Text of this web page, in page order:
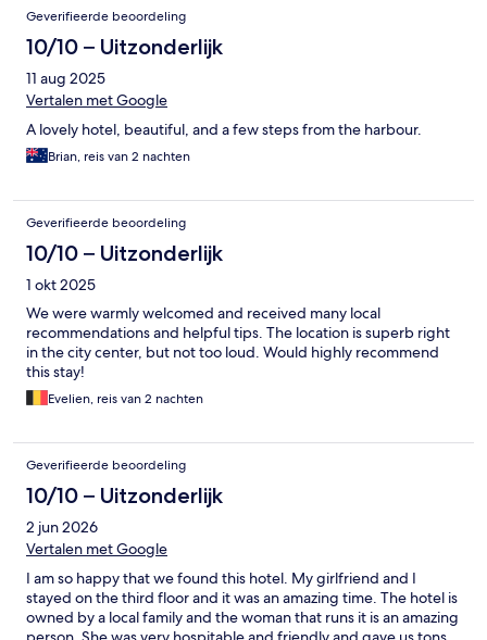
Geverifieerde beoordeling
10/10 – Uitzonderlijk
11 aug 2025
Vertalen met Google
A lovely hotel, beautiful, and a few steps from the harbour.
Brian, reis van 2 nachten
Geverifieerde beoordeling
10/10 – Uitzonderlijk
1 okt 2025
We were warmly welcomed and received many local
recommendations and helpful tips. The location is superb right
in the city center, but not too loud. Would highly recommend
this stay!
Evelien, reis van 2 nachten
Geverifieerde beoordeling
10/10 – Uitzonderlijk
2 jun 2026
Vertalen met Google
I am so happy that we found this hotel. My girlfriend and I
stayed on the third floor and it was an amazing time. The hotel is
owned by a local family and the woman that runs it is an amazing